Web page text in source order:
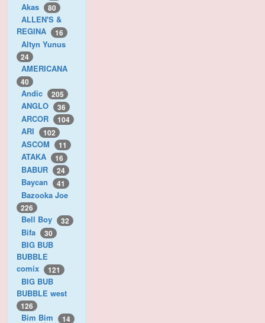
Akas 80
ALLEN'S &
REGINA
16
Altyn Yunus
24
AMERICANA
40
Andic 205
ANGLO 36
ARCOR 104
ARI 102
ASCOM 11
ATAKA 16
BABUR 24
Baycan 41
Bazooka Joe
226
Bell Boy 32
Bifa 30
BIG BUB
BUBBLE
comix
121
BIG BUB
BUBBLE west
126
Bim Bim 14